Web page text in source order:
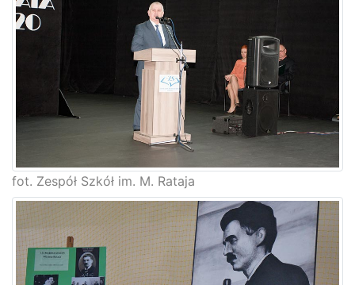
fot. Zespół Szkół im. M. Rataja